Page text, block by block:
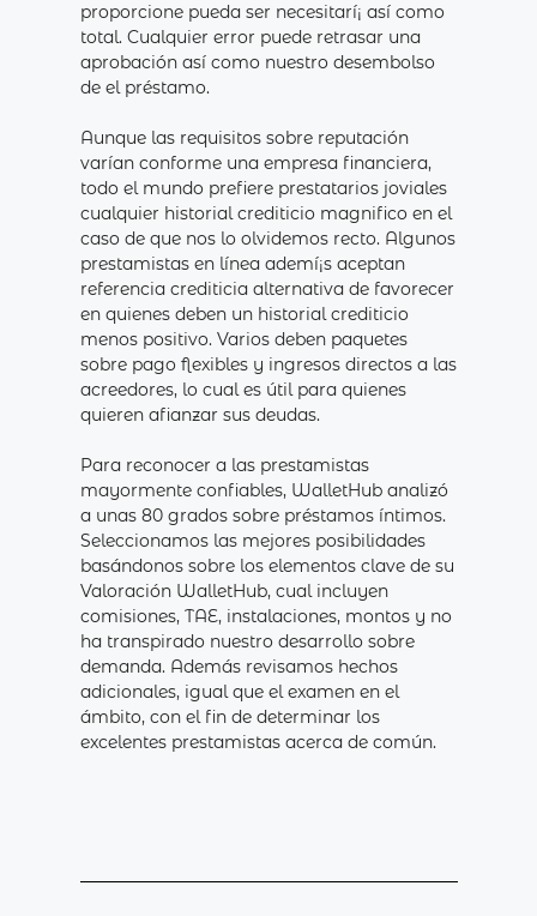
proporcione pueda ser necesitarí¡ así­ como
total. Cualquier error puede retrasar una
aprobación así­ como nuestro desembolso
de el préstamo.
Aunque las requisitos sobre reputación
varían conforme una empresa financiera,
todo el mundo prefiere prestatarios joviales
cualquier historial crediticio magnifico en el
caso de que nos lo olvidemos recto. Algunos
prestamistas en línea ademí¡s aceptan
referencia crediticia alternativa de favorecer
en quienes deben un historial crediticio
menos positivo. Varios deben paquetes
sobre pago flexibles y ingresos directos a las
acreedores, lo cual es útil para quienes
quieren afianzar sus deudas.
Para reconocer a las prestamistas
mayormente confiables, WalletHub analizó
a unas 80 grados sobre préstamos íntimos.
Seleccionamos las mejores posibilidades
basándonos sobre los elementos clave de su
Valoración WalletHub, cual incluyen
comisiones, TAE, instalaciones, montos y no
ha transpirado nuestro desarrollo sobre
demanda. Además revisamos hechos
adicionales, igual que el examen en el
ámbito, con el fin de determinar los
excelentes prestamistas acerca de común.